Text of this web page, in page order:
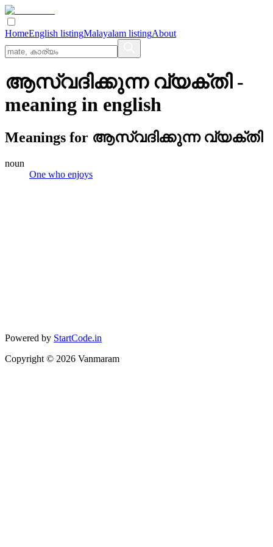
HomeEnglish listingMalayalam listingAbout
ആസ്വദിക്കുന്ന വ്യക്തി-
meaning in english
Meanings for ആസ്വദിക്കുന്ന വ്യക്തി
noun
One who enjoys
Powered by StartCode.in
Copyright © 2026 Vanmaram